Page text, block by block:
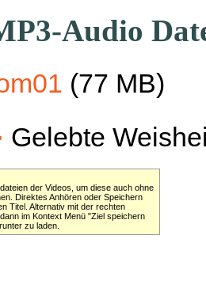
Audio
(77 MB)
Gelebte
der Videos, um diese auch ohne
Direktes Anhören oder Speichern
Titel. Alternativ mit der rechten
im Kontext Menü "Ziel speichern
zu laden.